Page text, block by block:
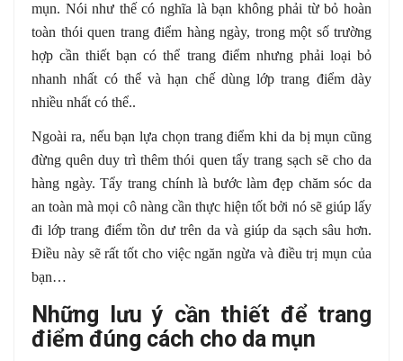
mụn. Nói như thế có nghĩa là bạn không phải từ bỏ hoàn
toàn thói quen trang điểm hàng ngày, trong một số trường
hợp cần thiết bạn có thể trang điểm nhưng phải loại bỏ
nhanh nhất có thể và hạn chế dùng lớp trang điểm dày
nhiều nhất có thể..
Ngoài ra, nếu bạn lựa chọn trang điểm khi da bị mụn cũng
đừng quên duy trì thêm thói quen tẩy trang sạch sẽ cho da
hàng ngày. Tẩy trang chính là bước làm đẹp chăm sóc da
an toàn mà mọi cô nàng cần thực hiện tốt bởi nó sẽ giúp lấy
đi lớp trang điểm tồn dư trên da và giúp da sạch sâu hơn.
Điều này sẽ rất tốt cho việc ngăn ngừa và điều trị mụn của
bạn…
Những lưu ý cần thiết để trang
điểm đúng cách cho da mụn